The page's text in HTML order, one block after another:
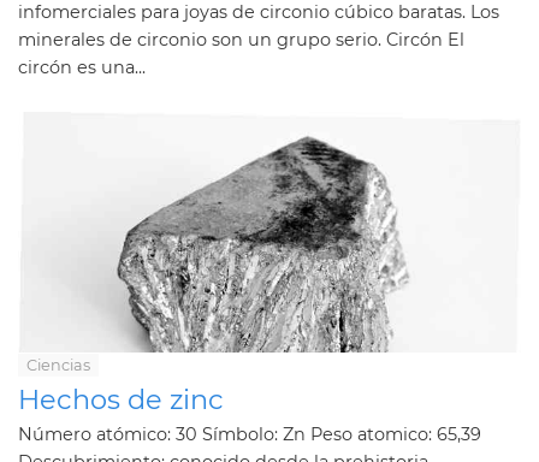
infomerciales para joyas de circonio cúbico baratas. Los
minerales de circonio son un grupo serio. Circón El
circón es una...
Ciencias
Hechos de zinc
Número atómico: 30 Símbolo: Zn Peso atomico: 65,39